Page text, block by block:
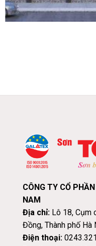
CÔNG TY CỔ
NAM
Địa chỉ:Lô 18, Cụm
Đồng, Thành phố Hà
Điện thoại: